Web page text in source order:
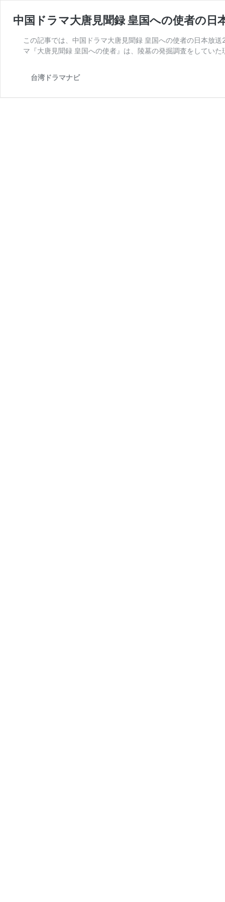
中国ドラマ大唐見聞録 皇国への使者の
この記事では、中国ドラマ大唐見聞録 皇国への使者の日本放
マ『大唐見聞録 皇国への使者』は、陵墓の発掘調査をしてい
台湾ドラマナビ